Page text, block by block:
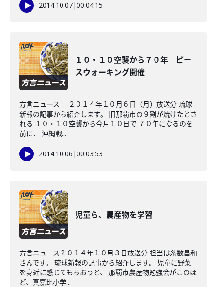
2014.10.07|00:04:15
１０・１０空襲から７０年 ピー
スウォーキング開催
方言ニュース ２０１４年１０月６日（月）放送分 琉球
新報の記事から紹介します。 旧那覇市の９割が焼けたとさ
れる １０・１０空襲から今月１０日で ７０年になるのを
前に、 沖縄戦...
2014.10.06 |00:03:53
児童ら、農産物を学習
方言ニュース２０１４年１０月３日放送分 担当は糸数昌和
さんです。 琉球新報の記事から紹介します。 児童に野菜
を身近に感じてもらおうと、 那覇市農産物勉強会がこのほ
ど、真嘉比小学...